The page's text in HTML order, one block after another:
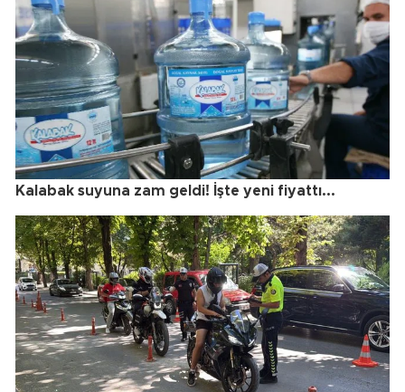
Kalabak suyuna zam geldi! İşte yeni fiyattı...